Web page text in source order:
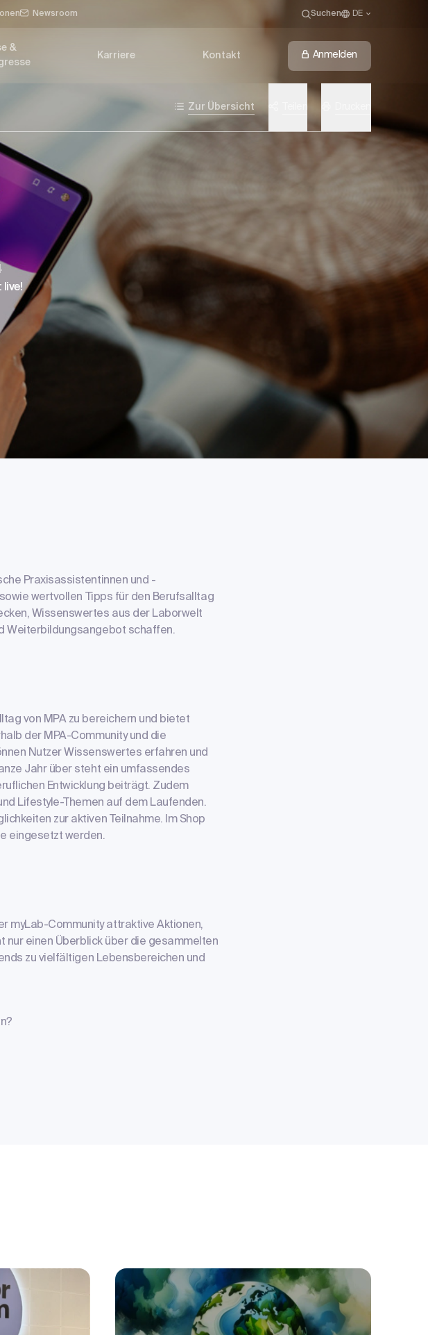
Newsroom Suchen DE
&
Karriere Kontakt Anmelden
Zur Übersicht
live!
Praxisassistentinnen und -
wertvollen Tipps für den Berufsalltag
Wissenswertes aus der Laborwelt
Weiterbildungsangebot schaffen.
von MPA zu bereichern und bietet
der MPA-Community und die
Nutzer Wissenswertes erfahren und
Jahr über steht ein umfassendes
Entwicklung beiträgt. Zudem
Lifestyle-Themen auf dem Laufenden.
zur aktiven Teilnahme. Im Shop
eingesetzt werden.
myLab-Community attraktive Aktionen,
nur einen Überblick über die gesammelten
zu vielfältigen Lebensbereichen und